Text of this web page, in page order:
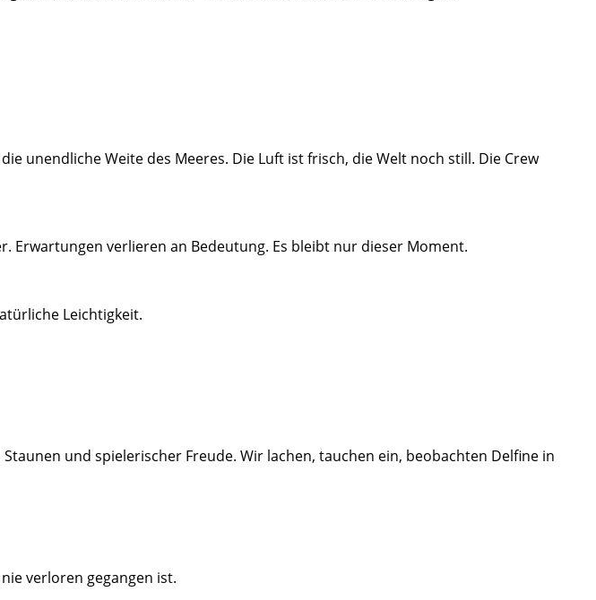
unendliche Weite des Meeres. Die Luft ist frisch, die Welt noch still. Die Crew
Erwartungen verlieren an Bedeutung. Es bleibt nur dieser Moment.
Leichtigkeit.
und spielerischer Freude. Wir lachen, tauchen ein, beobachten Delfine in
verloren gegangen ist.